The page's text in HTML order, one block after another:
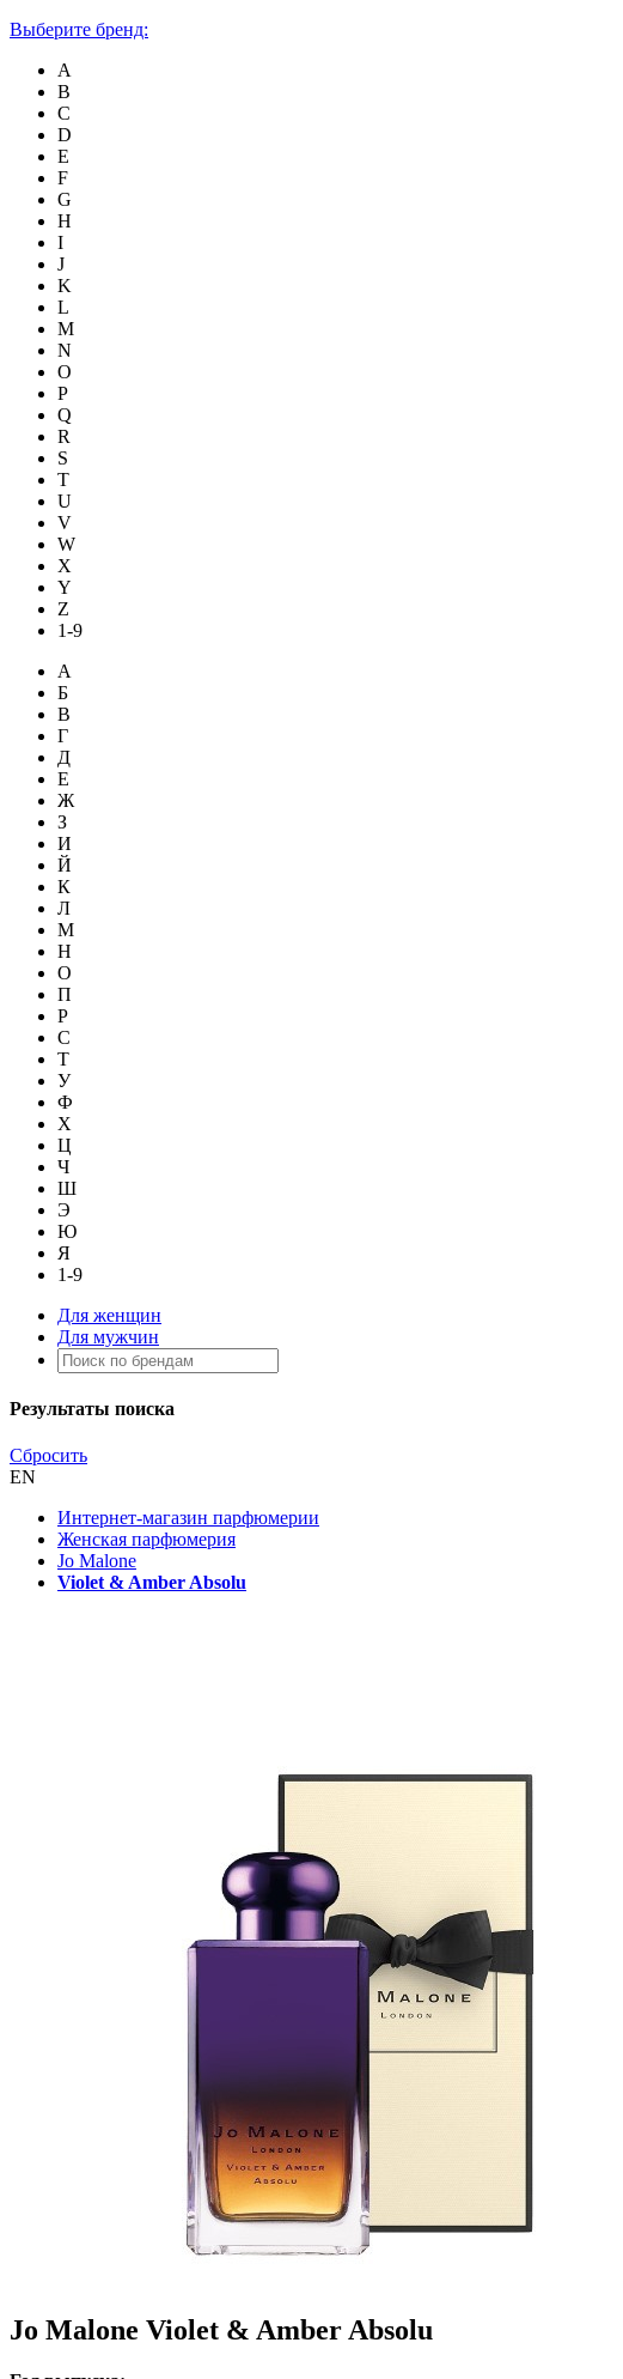
Выберите бренд:
A
B
C
D
E
F
G
H
I
J
K
L
M
N
O
P
Q
R
S
T
U
V
W
X
Y
Z
1-9
А
Б
В
Г
Д
Е
Ж
З
И
Й
К
Л
М
Н
О
П
Р
С
Т
У
Ф
Х
Ц
Ч
Ш
Э
Ю
Я
1-9
Для женщин
Для мужчин
Результаты поиска
Сбросить
EN
Интернет-магазин парфюмерии
Женская парфюмерия
Jo Malone
Violet & Amber Absolu
Jo Malone Violet & Amber Absolu